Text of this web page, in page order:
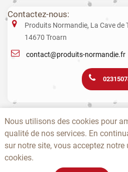
Contactez-nous:
Produits Normandie, La Cave de
14670 Troarn
contact@produits-normandie.fr
Nous utilisons des cookies pour
qualité de nos services. En
sur notre site, vous acceptez
cookies.
pour la santé. La consommation de
grossesse, même en faible quantité, peut
graves sur la santé de l’enfant.
A PROPOS -